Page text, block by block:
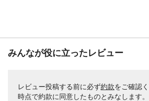
みんなが役に立ったレビュー
レビュー投稿する前に必ず約款をご確認
時点で約款に同意したものとみなします。